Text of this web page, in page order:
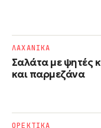
Σαλάτα με ψητές
και παρμεζάνα
ΛΑΧΑΝΙΚΑ
ΟΡΕΚΤΙΚΑ